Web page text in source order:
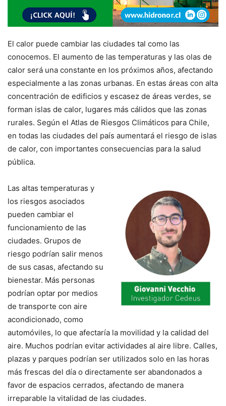
El calor puede cambiar las ciudades tal como las
conocemos. El aumento de las temperaturas y las olas de
calor será una constante en los próximos años, afectando
especialmente a las zonas urbanas. En estas áreas con alta
concentración de edificios y escasez de áreas verdes, se
forman islas de calor, lugares más cálidos que las zonas
rurales. Según el Atlas de Riesgos Climáticos para Chile,
en todas las ciudades del país aumentará el riesgo de islas
de calor, con importantes consecuencias para la salud
pública.
Las altas temperaturas y
los riesgos asociados
pueden cambiar el
funcionamiento de las
ciudades. Grupos de
riesgo podrían salir menos
de sus casas, afectando su
bienestar. Más personas
podrían optar por medios
de transporte con aire
acondicionado, como
automóviles, lo que afectaría la movilidad y la calidad del
aire. Muchos podrían evitar actividades al aire libre. Calles,
plazas y parques podrían ser utilizados solo en las horas
más frescas del día o directamente ser abandonados a
favor de espacios cerrados, afectando de manera
irreparable la vitalidad de las ciudades.